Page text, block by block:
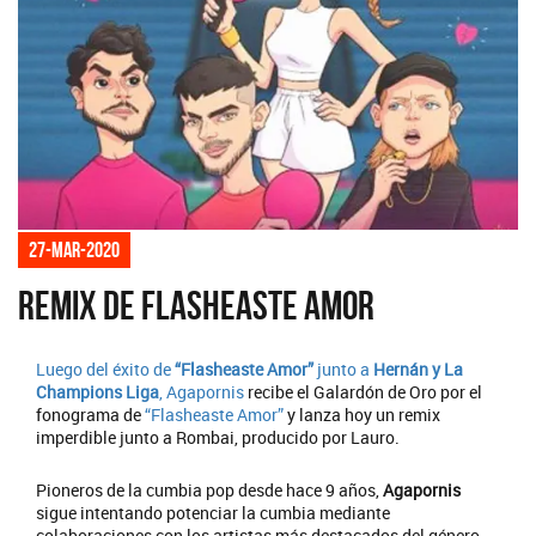
27-mar-2020
Remix de Flasheaste Amor
Luego del éxito de“Flasheaste Amor”junto a Hernán y La
Champions Liga,Agapornis recibe el Galardón de Oro por el
fonograma de“Flasheaste Amor”y lanza hoy un remix
imperdible junto a Rombai, producido por Lauro.
Pioneros de la cumbia pop desde hace 9 años,Agapornis
sigue intentando potenciar la cumbia mediante